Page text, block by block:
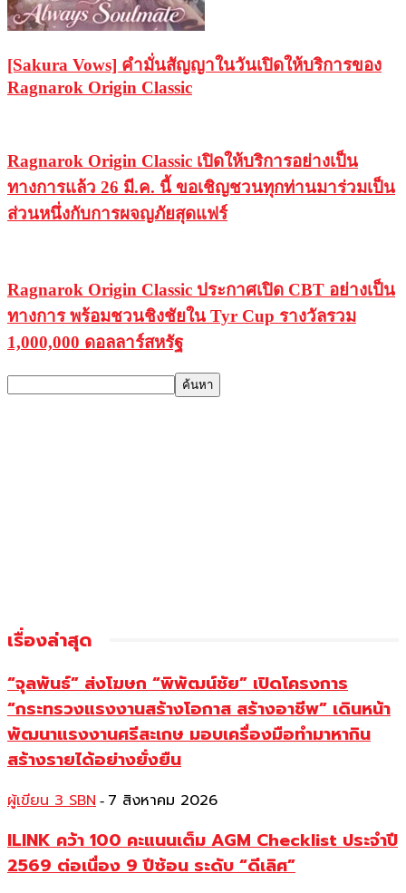
[Sakura Vows] คำมั่นสัญญาในวันเปิดให้บริการของ
Ragnarok Origin Classic
Ragnarok Origin Classic เปิดให้บริการอย่างเป็น
ทางการแล้ว 26 มี.ค. นี้ ขอเชิญชวนทุกท่านมาร่วมเป็น
ส่วนหนึ่งกับการผจญภัยสุดแฟร์
Ragnarok Origin Classic ประกาศเปิด CBT อย่างเป็น
ทางการ พร้อมชวนชิงชัยใน Tyr Cup รางวัลรวม
1,000,000 ดอลลาร์สหรัฐ
เรื่องล่าสุด
“จุลพันธ์” ส่งโฆษก “พิพัฒน์ชัย” เปิดโครงการ
“กระทรวงแรงงานสร้างโอกาส สร้างอาชีพ” เดินหน้า
พัฒนาแรงงานศรีสะเกษ มอบเครื่องมือทำมาหากิน
สร้างรายได้อย่างยั่งยืน
ผู้เขียน 3 SBN - 7 สิงหาคม 2026
ILINK คว้า 100 คะแนนเต็ม AGM Checklist ประจำปี
2569 ต่อเนื่อง 9 ปีซ้อน ระดับ “ดีเลิศ”